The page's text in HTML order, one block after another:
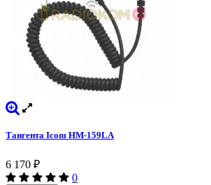
Тангента Icom HM-159LA
6 170 ₽
0